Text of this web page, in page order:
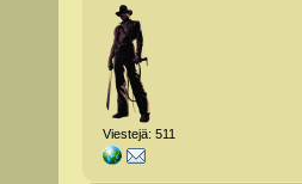
Viestejä: 511